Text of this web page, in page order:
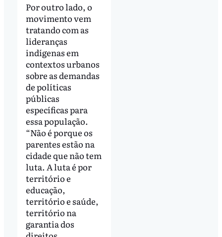
Por outro lado, o
movimento vem
tratando com as
lideranças
indígenas em
contextos urbanos
sobre as demandas
de políticas
públicas
específicas para
essa população.
“Não é porque os
parentes estão na
cidade que não tem
luta. A luta é por
território e
educação,
território e saúde,
território na
garantia dos